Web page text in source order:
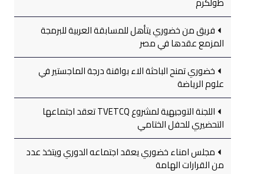
فريق من خضوري يتأهل للمسابقة العربية للبرمجة
المزمع عقدها في مصر
خضوري تمنح الباحثة الاء بواقنة درجة الماجستير في
علوم الرياضة
اللجنة التوجيهية لمشروع TVETCQ تعقد اجتماعها
التحضيري للحفل الختامي
مجلس امناء خضوري يعقد اجتماعه الدوري ويتخذ عدد
من القرارات الهامة